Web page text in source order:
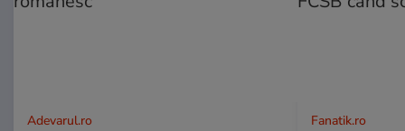
Adevarul.ro Fanatik.ro